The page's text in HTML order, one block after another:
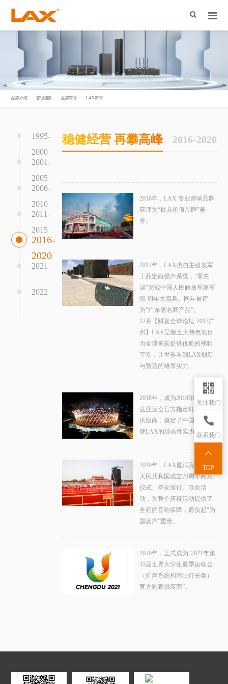
品牌介绍 管理团队 品牌荣誉 LAX新闻
1995-
2000
2001-
2005
2006-
2010
2011-
2015
2016-
2020
2021
2022
稳健经营 再攀高峰 2016-2020
2016年，LAX 专业音响品牌
获评为“最具价值品牌”美
誉。
2017年，LAX携自主研发军
工品定向强声系统，“零失
误”完成中国人民解放军建军
90 周年大阅兵。同年被评
为“广东省名牌产品”。
12月【财富全球论坛·2017广
州】LAX呈献五大特色项目
为全球来宾提供优质的视听
享受，让世界看到LAX创新
与智造的雄厚实力。
2018年，成为2018印尼雅加
达亚运会官方指定灯光音响
供应商，奠定了中国民族品
牌LAX的综合性实力。
2019年，LAX圆满完成中华
人民共和国成立70周年阅兵
仪式、群众游行、联欢活
动，为整个庆祝活动提供了
全程的音响保障，肩负起“为
国扬声”重责。
2020年，正式成为“2021年第
31届世界大学生夏季运动会
（扩声系统和演出灯光类）
官方独家供应商”。
关注我们
联系我们
TOP